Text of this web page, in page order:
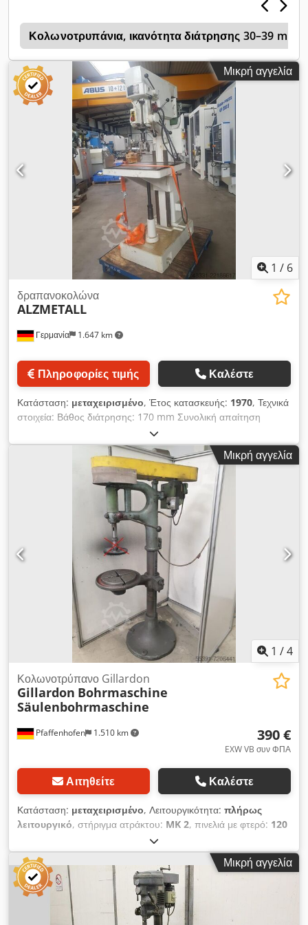
Κολωνοτρυπάνια, ικανότητα διάτρησης 30–39 mm
Μικρή αγγελία
1 / 6
Γερμανία 1.647 km
δραπανοκολώνα
ALZMETALL
Πληροφορίες τιμής Καλέστε
Κατάσταση: μεταχειρισμένο, Έτος κατασκευής: 1970, Τεχνικά
στοιχεία: Βάθος διάτρησης: 170 mm Συνολική απαίτηση
ισχύος: 3,5 kW Dsdozgcx Hspfx Apaokr Απαιτούμενος χώρος
περ.: 0,75 x 1,10 m
Μικρή αγγελία
1 /4
Pfaffenhofen 1.510 km
Κολωνοτρύπανο Gillardon
Gillardon Bohrmaschine
Säulenbohrmaschine
390 €
EXW VB συν ΦΠΑ
Αιτηθείτε Καλέστε
Κατάσταση: μεταχειρισμένο, Λειτουργικότητα: πλήρως
λειτουργικό, στήριγμα ατράκτου: MK 2, πινελιά με φτερό: 120
Διαθέσιμη πινακίδα τύπου
Gillardon Κατασκευαστής: Maschinenfabrik Wilhelm
Gillardon II, Bretten, Baden Σύμφωνα με τις πληροφορίες
που αναγράφονται στην τοποθετημένη πινακίδα τύπου, το
τρυπάνι κινείται με τον κινητήρα της VEM
Elektromotorenwerke Thurm. Ηλεκτροκινητήρας Τριφασικός
Μικρή αγγελία